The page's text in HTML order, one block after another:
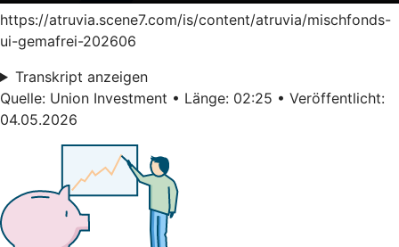
https://atruvia.scene7.com/is/content/atruvia/mischfonds-
ui-gemafrei-202606
Transkript anzeigen
Quelle: Union Investment • Länge: 02:25 • Veröffentlicht:
04.05.2026